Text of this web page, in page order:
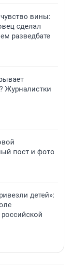
вины:
сделал
разведбате
Журналистки
пост и фото
детей»: